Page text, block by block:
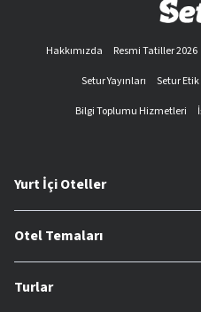
Hakkımızda Resmi Tatiller 2026
Setur Yayınları
Setur
Bilgi Toplumu Hizmetleri
Yurt İçi Oteller
Otel Temaları
Turlar